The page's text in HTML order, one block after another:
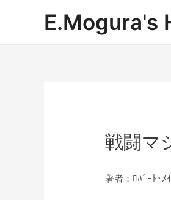
E.Mogura's
戦闘マ
著者：ﾛﾊﾞｰﾄ･ﾒ